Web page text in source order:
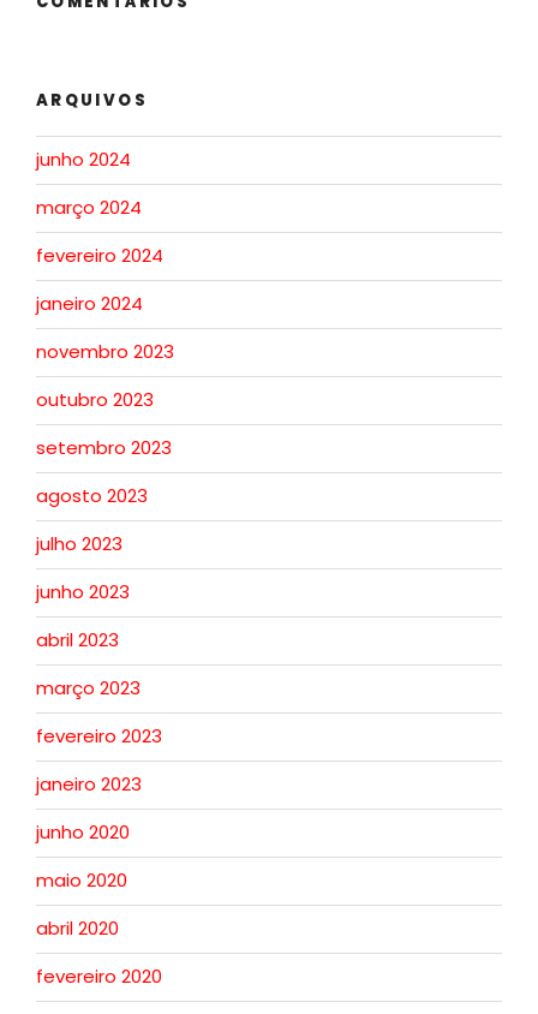
ARQUIVOS
junho 2024
março 2024
fevereiro 2024
janeiro 2024
novembro 2023
outubro 2023
setembro 2023
agosto 2023
julho 2023
junho 2023
abril 2023
março 2023
fevereiro 2023
janeiro 2023
junho 2020
maio 2020
abril 2020
fevereiro 2020